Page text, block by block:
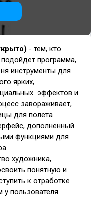
- тем, кто
подойдет программа,
инструменты для
ярких,
эффектов и
завораживает,
для полета
дополненный
функциями для
художника,
понятную и
к отработке
пользователя